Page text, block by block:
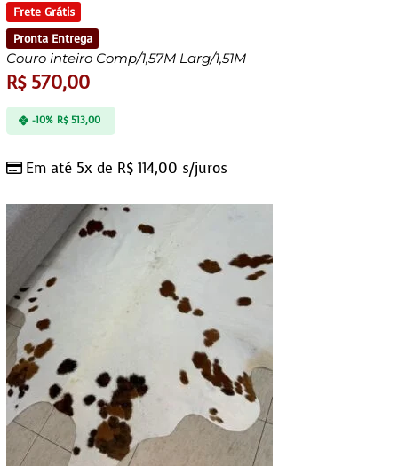
Frete Grátis
Pronta Entrega
Couro inteiro Comp/1,57M Larg/1,51M
R$570,00
Em até 5x de R$ 114,00 s/juros
-10% R$513,00